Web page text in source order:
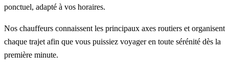
ponctuel, adapté à vos horaires.
Nos chauffeurs connaissent les principaux axes routiers et organisent
chaque trajet afin que vous puissiez voyager en toute sérénité dès la
première minute.